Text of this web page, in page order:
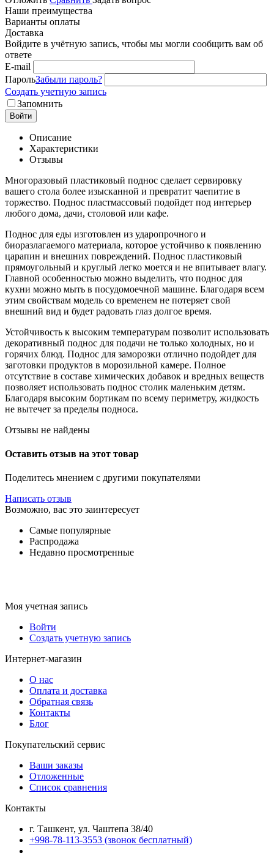
Наши преимущества
Варианты оплаты
Доставка
Войдите в учётную запись, чтобы мы могли сообщить вам об
ответе
E-mail
ПарольЗабыли пароль?
Создать учетную запись
Запомнить
Войти
Описание
Характеристики
Отзывы
Многоразовый пластиковый поднос сделает сервировку
вашего стола более изысканной и превратит чаепитие в
торжество. Поднос пластмассовый подойдет под интерьер
любого дома, дачи, столовой или кафе.
Поднос для еды изготовлен из ударопрочного и
биоразлагаемого материала, которое устойчиво к появлению
царапин и внешних повреждений. Поднос пластиковый
прямоугольный и круглый легко моется и не впитывает влагу.
Главной особенностью можно выделить, что поднос для
кухни можно мыть в посудомоечной машине. Благодаря всем
этим свойствам модель со временем не потеряет свой
внешний вид и будет радовать глаз долгое время.
Устойчивость к высоким температурам позволит использовать
декоративный поднос для подачи не только холодных, но и
горячих блюд. Поднос для заморозки отлично подойдет для
заготовки продуктов в морозильной камере. Полное
отсутствие в составе химических добавок и вредных веществ
позволяет использовать поднос столик маленьким детям.
Благодаря высоким бортикам по всему периметру, жидкость
не вытечет за пределы подноса.
Отзывы не найдены
Оставить отзыв на этот товар
Поделитесь мнением с другими покупателями
Написать отзыв
Возможно, вас это заинтересует
Самые популярные
Распродажа
Недавно просмотренные
Моя учетная запись
Войти
Создать учетную запись
Интернет-магазин
О нас
Оплата и доставка
Обратная связь
Контакты
Блог
Покупательский сервис
Ваши заказы
Отложенные
Список сравнения
Контакты
г. Ташкент, ул. Чаштепа 38/40
+998-78-113-3553 (звонок бесплатный)